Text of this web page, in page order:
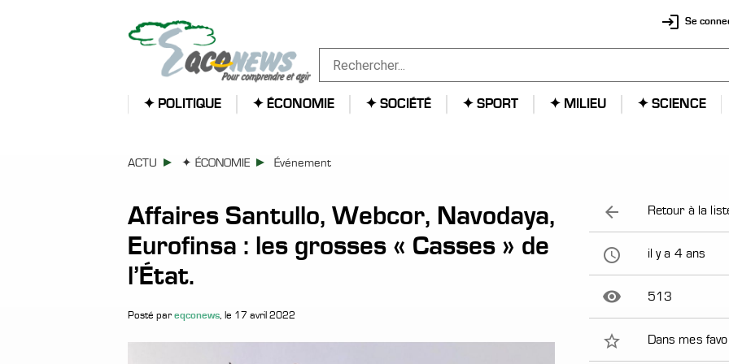
login Se
✦ POLITIQUE ✦ ÉCONOMIE ✦ SOCIÉTÉ ✦ SPORT ✦ MILIEU ✦ SCIENCE
ACTU ✦ ÉCONOMIE Événement
Affaires Santullo, Webcor, Navodaya,
Eurofinsa : les grosses « Casses » de
l’État.
Posté par eqconews, le 17 avril 2022
arrow_back Retour à la
access_time il y a 4 ans
remove_red_eye 513
star_border Dans mes